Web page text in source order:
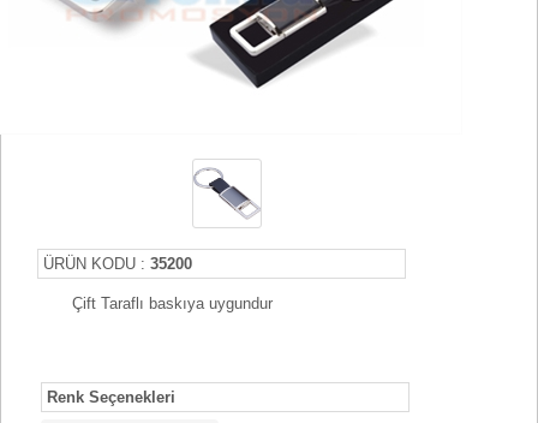
ÜRÜN KODU : 35200
Çift Taraflı baskıya uygundur
Renk Seçenekleri